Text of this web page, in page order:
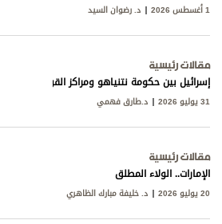
1 أغسطس 2026 د. رضوان السيد
مقالات رئيسية
إسرائيل بين حكومة نتنياهو ومراكز القوى
31 يوليو 2026 د.طارق فهمي
مقالات رئيسية
الإمارات.. الولاء المطلق
20 يوليو 2026 د. خليفة مبارك الظاهري